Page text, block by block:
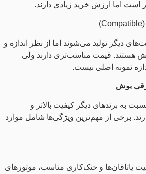
است اما ارزش خرید زیادی دارند.
دیگر تولید می‌شوند اما از نظر اندازه و
هستند. قیمت مناسب‌تری دارند ولی
نمونه اصلی نیست.
بوش
به برندهای دیگر کیفیت بالاتر و
برخی از مهم‌ترین ویژگی‌ها شامل موارد
یاتاقان‌ها و خنک‌کاری مناسب، موتورهای